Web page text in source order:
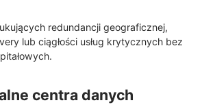
redundancji geograficznej,
lub ciągłości usług krytycznych bez
centra danych